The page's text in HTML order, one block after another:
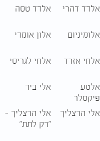
אלדד דהרי אלדד טסה
אלומיניום
אלון אומדי
אלחי אזרד
אלחי לגריסי
אלטע
פיקסלר
אלי ביר
אלי הרצליך
אלי הרצליך –
"רק לתת"